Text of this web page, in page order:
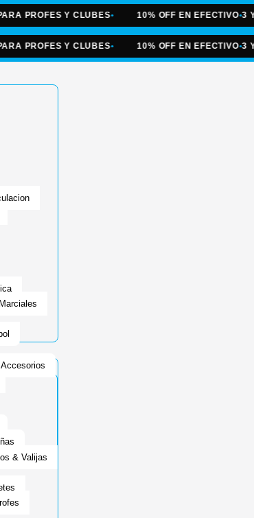
Y CLUBES• 10% OFF EN EFECTIVO•3 Y 6
Y CLUBES• 10% OFF EN EFECTIVO•3 Y 6
& Valijas